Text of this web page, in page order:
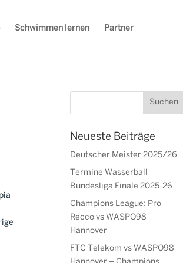
Schwimmen lernen Partner
Neueste Beiträge
Deutscher Meister 2025/26
Termine Wasserball
Bundesliga Finale 2025-26
Champions League: Pro
Recco vs WASPO98
Hannover
FTC Telekom vs WASPO98